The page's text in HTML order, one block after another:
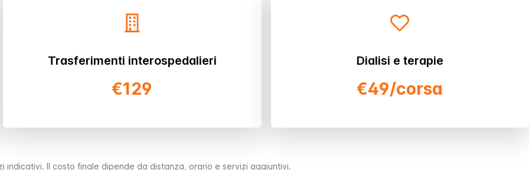
Trasferimenti interospedalieri
€129
Dialisi e terapie
€49/corsa
indicativi. Il costo finale dipende da distanza, orario e servizi aggiuntivi.